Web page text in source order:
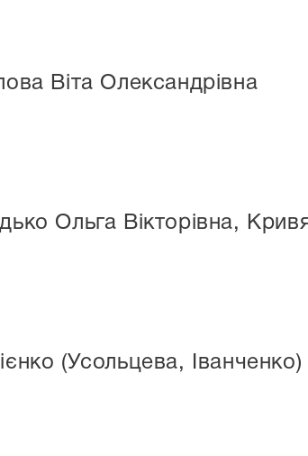
Віта Олександрівна
Ольга Вікторівна,
(Усольцева, Іванченко)